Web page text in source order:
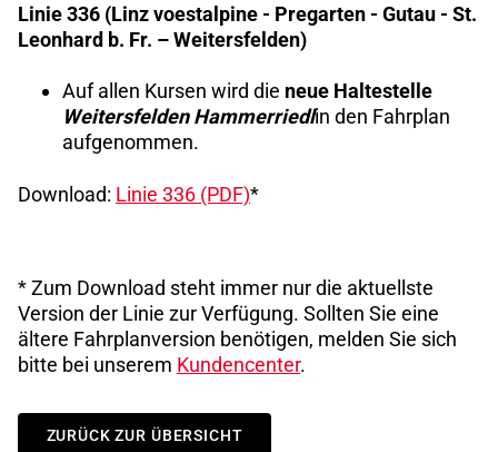
Linie 336 (Linz voestalpine - Pregarten - Gutau - St.
Leonhard b. Fr. – Weitersfelden)
Auf allen Kursen wird die neue Haltestelle
Weitersfelden Hammerriedlin den Fahrplan
aufgenommen.
Download: Linie 336 (PDF)*
* Zum Download steht immer nur die aktuellste
Version der Linie zur Verfügung. Sollten Sie eine
ältere Fahrplanversion benötigen, melden Sie sich
bitte bei unserem Kundencenter.
ZURÜCK ZUR ÜBERSICHT